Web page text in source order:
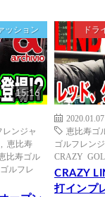
ッション
15:16
レンジャ
恵比寿
比寿ゴル
ルフレ
ドラ
2020.01.07
恵比寿ゴ
ゴルフレン
CRAZY
CRAZY
打インプ